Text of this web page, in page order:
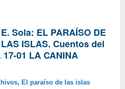
E. Sola: EL PARAÍSO DE
LAS ISLAS. Cuentos del
01 LA CANINA
, El paraíso de las islas